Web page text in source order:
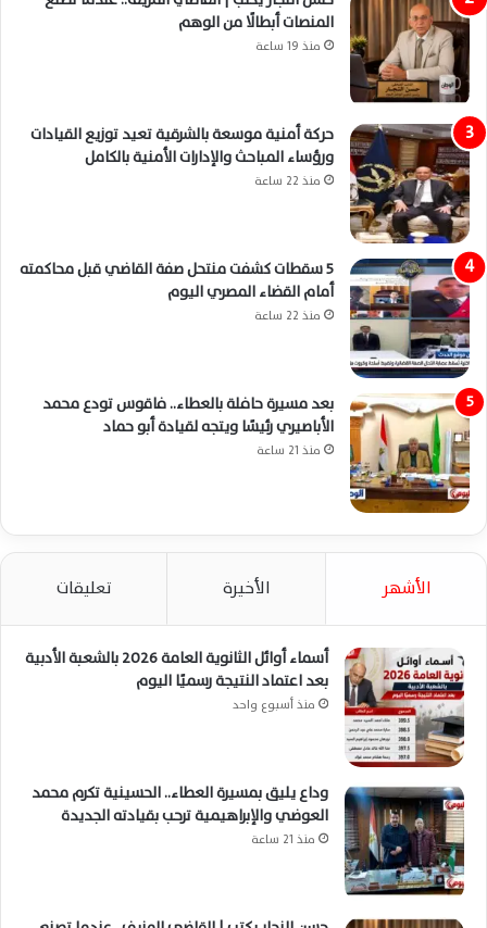
المنصات أبطالًا من الوهم
منذ 19 ساعة
حركة أمنية موسعة بالشرقية تعيد توزيع القيادات
ورؤساء المباحث والإدارات الأمنية بالكامل
منذ 22 ساعة
5 سقطات كشفت منتحل صفة القاضي قبل محاكمته
أمام القضاء المصري اليوم
منذ 22 ساعة
بعد مسيرة حافلة بالعطاء.. فاقوس تودع محمد
الأباصيري رئيسًا ويتجه لقيادة أبو حماد
منذ 21 ساعة
الأشهر الأخيرة تعليقات
أسماء أوائل الثانوية العامة 2026 بالشعبة الأدبية
بعد اعتماد النتيجة رسميًا اليوم
منذ أسبوع واحد
وداع يليق بمسيرة العطاء.. الحسينية تكرم محمد
العوضي والإبراهيمية ترحب بقيادته الجديدة
منذ 21 ساعة